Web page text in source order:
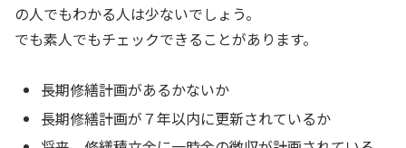
の人でもわかる人は少ないでしょう。
でも素人でもチェックできることがあります。
長期修繕計画があるかないか
長期修繕計画が７年以内に更新されているか